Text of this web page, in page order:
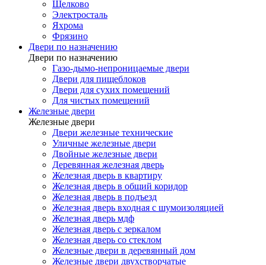
Щелково
Электросталь
Яхрома
Фрязино
Двери по назначению
Двери по назначению
Газо-дымо-непроницаемые двери
Двери для пищеблоков
Двери для сухих помещений
Для чистых помещений
Железные двери
Железные двери
Двери железные технические
Уличные железные двери
Двойные железные двери
Деревянная железная дверь
Железная дверь в квартиру
Железная дверь в общий коридор
Железная дверь в подъезд
Железная дверь входная с шумоизоляцией
Железная дверь мдф
Железная дверь с зеркалом
Железная дверь со стеклом
Железные двери в деревянный дом
Железные двери двухстворчатые